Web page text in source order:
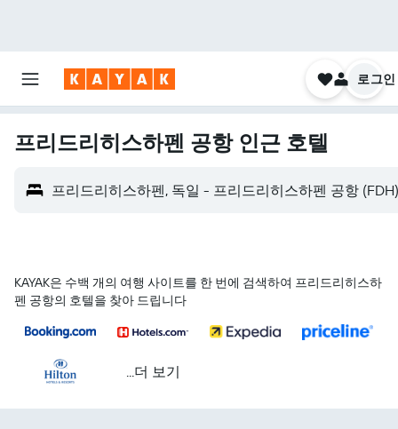
로그인
프리드리히스하펜 공항 인근 호텔
프리드리히스하펜, 독일 - 프리드리히스하펜 공항 (FDH)
KAYAK은 수백 개의 여행 사이트를 한 번에 검색하여 프리드리히스하
펜 공항의 호텔을 찾아 드립니다
...더 보기